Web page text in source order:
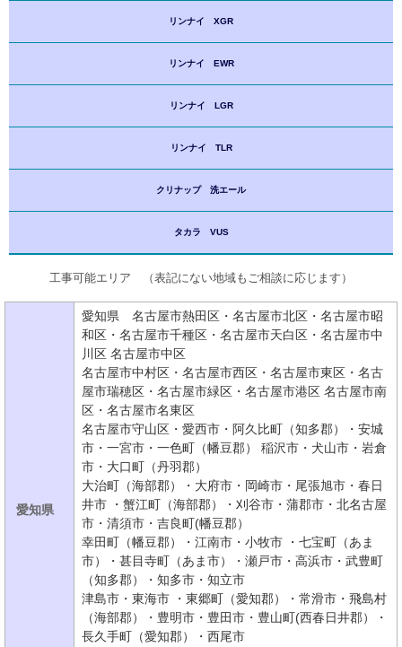
リンナイ XGR
リンナイ EWR
リンナイ LGR
リンナイ TLR
クリナップ 洗エール
タカラ VUS
工事可能エリア （表記にない地域もご相談に応じます）
愛知県
愛知県 名古屋市熱田区・名古屋市北区・名古屋市昭
和区・名古屋市千種区・名古屋市天白区・名古屋市中
川区 名古屋市中区
名古屋市中村区・名古屋市西区・名古屋市東区・名古
屋市瑞穂区・名古屋市緑区・名古屋市港区 名古屋市南
区・名古屋市名東区
名古屋市守山区・愛西市・阿久比町（知多郡）・安城
市・一宮市・一色町（幡豆郡） 稲沢市・犬山市・岩倉
市・大口町（丹羽郡）
大治町（海部郡）・大府市・岡崎市・尾張旭市・春日
井市 ・蟹江町（海部郡）・刈谷市・蒲郡市・北名古屋
市・清須市・吉良町(幡豆郡）
幸田町（幡豆郡）・江南市・小牧市 ・七宝町（あま
市）・甚目寺町（あま市）・瀬戸市・高浜市・武豊町
（知多郡）・知多市・知立市
津島市・東海市 ・東郷町（愛知郡）・常滑市・飛島村
（海部郡）・豊明市・豊田市・豊山町(西春日井郡）・
長久手町（愛知郡）・西尾市